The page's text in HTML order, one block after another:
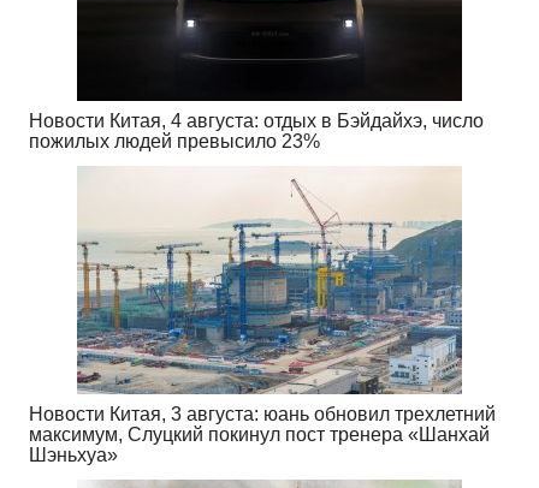
Новости Китая, 4 августа: отдых в Бэйдайхэ, число
пожилых людей превысило 23%
Новости Китая, 3 августа: юань обновил трехлетний
максимум, Слуцкий покинул пост тренера «Шанхай
Шэньхуа»